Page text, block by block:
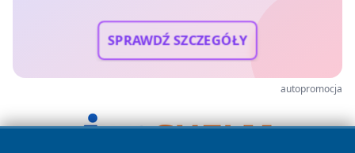
SPRAWDŹ SZCZEGÓŁY
autopromocja